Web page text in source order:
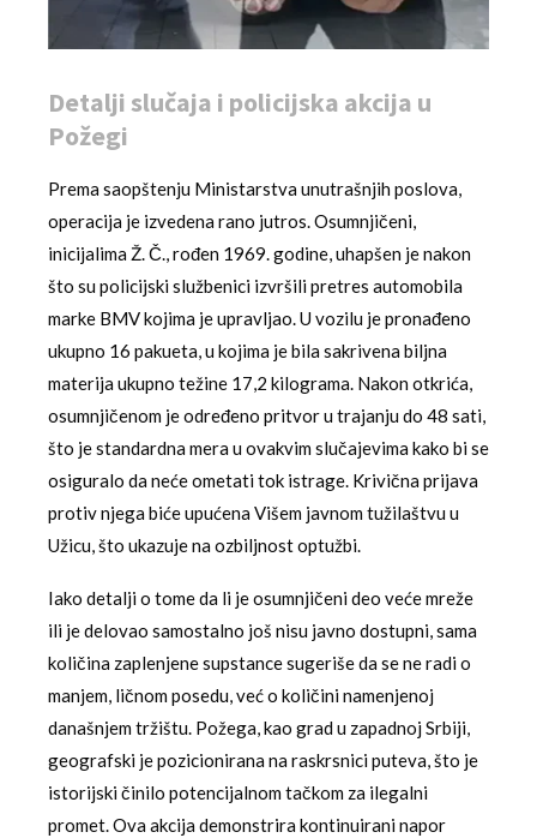
Detalji slučaja i policijska akcija u
Požegi
Prema saopštenju Ministarstva unutrašnjih poslova,
operacija je izvedena rano jutros. Osumnjičeni,
inicijalima Ž. Č., rođen 1969. godine, uhapšen je nakon
što su policijski službenici izvršili pretres automobila
marke BMV kojima je upravljao. U vozilu je pronađeno
ukupno 16 pakueta, u kojima je bila sakrivena biljna
materija ukupno težine 17,2 kilograma. Nakon otkrića,
osumnjičenom je određeno pritvor u trajanju do 48 sati,
što je standardna mera u ovakvim slučajevima kako bi se
osiguralo da neće ometati tok istrage. Krivična prijava
protiv njega biće upućena Višem javnom tužilaštvu u
Užicu, što ukazuje na ozbiljnost optužbi.
Iako detalji o tome da li je osumnjičeni deo veće mreže
ili je delovao samostalno još nisu javno dostupni, sama
količina zaplenjene supstance sugeriše da se ne radi o
manjem, ličnom posedu, već o količini namenjenoj
današnjem tržištu. Požega, kao grad u zapadnoj Srbiji,
geografski je pozicionirana na raskrsnici puteva, što je
istorijski činilo potencijalnom tačkom za ilegalni
promet. Ova akcija demonstrira kontinuirani napor